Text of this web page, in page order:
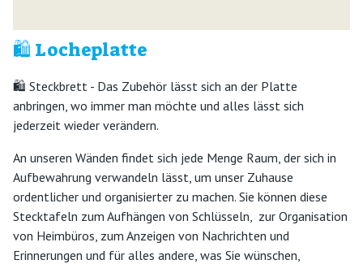
🛍️ Locheplatte
🛍️ Steckbrett - Das Zubehör lässt sich an der Platte
anbringen, wo immer man möchte und alles lässt sich
jederzeit wieder verändern.
An unseren Wänden findet sich jede Menge Raum, der sich in
Aufbewahrung verwandeln lässt, um unser Zuhause
ordentlicher und organisierter zu machen. Sie können diese
Stecktafeln zum Aufhängen von Schlüsseln, zur Organisation
von Heimbüros, zum Anzeigen von Nachrichten und
Erinnerungen und für alles andere, was Sie wünschen,